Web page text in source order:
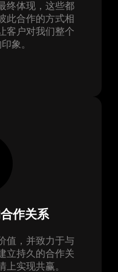
终体现，这些都
此合作的方式相
客户对我们整个
象。
作关系
值，并致力于与
立持久的合作关
上实现共赢。